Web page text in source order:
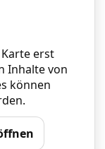
erst
Inhalte von
können